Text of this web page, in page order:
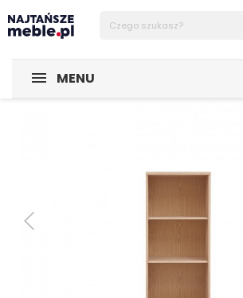
MENU
Sklep Najtańsze-meble